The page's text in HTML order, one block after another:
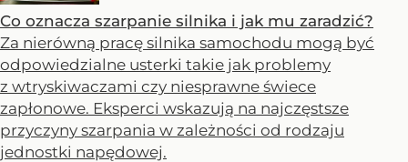
Co oznacza szarpanie silnika i jak mu zaradzić?
Za nierówną pracę silnika samochodu mogą być
odpowiedzialne usterki takie jak problemy
z wtryskiwaczami czy niesprawne świece
zapłonowe. Eksperci wskazują na najczęstsze
przyczyny szarpania w zależności od rodzaju
jednostki napędowej.